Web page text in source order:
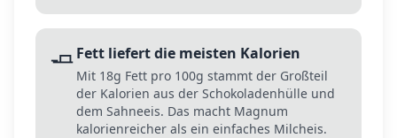
🧈Fett liefert die meisten Kalorien
Mit 18g Fett pro 100g stammt der Großteil
der Kalorien aus der Schokoladenhülle und
dem Sahneeis. Das macht Magnum
kalorienreicher als ein einfaches Milcheis.